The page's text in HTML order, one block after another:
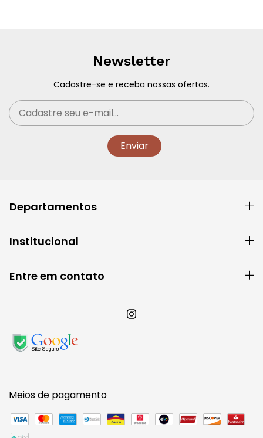
Newsletter
Cadastre-se e receba nossas ofertas.
Departamentos
Institucional
Entre em contato
Meios de pagamento